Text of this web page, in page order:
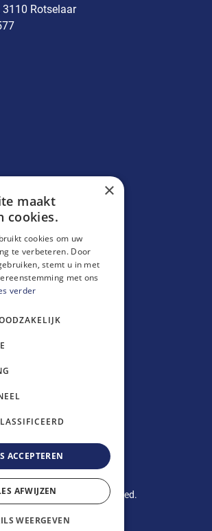
Rotselaar
Service. All rights reserved.
-Privacy Policy
×
maakt
cookies.
cookies om uw
te verbeteren. Door
stemt u in met
met ons
verder
ACCEPTEREN
AFWIJZEN
WEERGEVEN